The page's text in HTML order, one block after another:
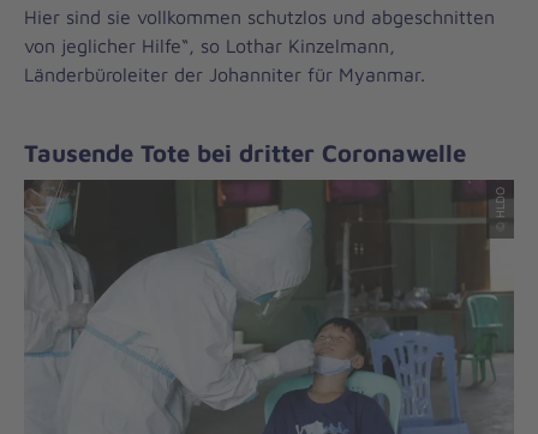
Hier sind sie vollkommen schutzlos und abgeschnitten
von jeglicher Hilfe“, so Lothar Kinzelmann,
Länderbüroleiter der Johanniter für Myanmar.
Tausende Tote bei dritter Coronawelle
© HLDO